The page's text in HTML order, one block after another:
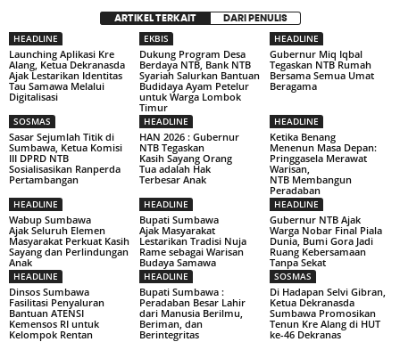
ARTIKEL TERKAIT DARI PENULIS
HEADLINE
Launching Aplikasi Kre
Alang, Ketua Dekranasda
Ajak Lestarikan Identitas
Tau Samawa Melalui
Digitalisasi
EKBIS
Dukung Program Desa
Berdaya NTB, Bank NTB
Syariah Salurkan Bantuan
Budidaya Ayam Petelur
untuk Warga Lombok
Timur
HEADLINE
Gubernur Miq Iqbal
Tegaskan NTB Rumah
Bersama Semua Umat
Beragama
SOSMAS
Sasar Sejumlah Titik di
Sumbawa, Ketua Komisi
III DPRD NTB
Sosialisasikan Ranperda
Pertambangan
HEADLINE
HAN 2026 : Gubernur
NTB Tegaskan
Kasih Sayang Orang
Tua adalah Hak
Terbesar Anak
HEADLINE
Ketika Benang
Menenun Masa Depan:
Pringgasela Merawat
Warisan,
NTB Membangun
Peradaban
HEADLINE
Wabup Sumbawa
Ajak Seluruh Elemen
Masyarakat Perkuat Kasih
Sayang dan Perlindungan
Anak
HEADLINE
Bupati Sumbawa
Ajak Masyarakat
Lestarikan Tradisi Nuja
Rame sebagai Warisan
Budaya Samawa
HEADLINE
Gubernur NTB Ajak
Warga Nobar Final Piala
Dunia, Bumi Gora Jadi
Ruang Kebersamaan
Tanpa Sekat
HEADLINE
Dinsos Sumbawa
Fasilitasi Penyaluran
Bantuan ATENSI
Kemensos RI untuk
Kelompok Rentan
HEADLINE
Bupati Sumbawa :
Peradaban Besar Lahir
dari Manusia Berilmu,
Beriman, dan
Berintegritas
SOSMAS
Di Hadapan Selvi Gibran,
Ketua Dekranasda
Sumbawa Promosikan
Tenun Kre Alang di HUT
ke-46 Dekranas